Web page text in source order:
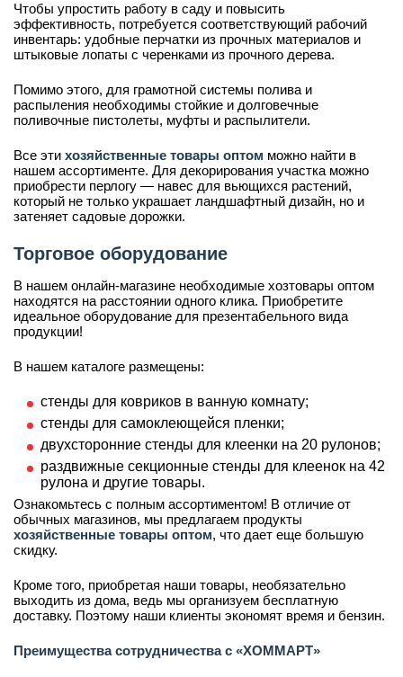
Чтобы упростить работу в саду и повысить
эффективность, потребуется соответствующий рабочий
инвентарь: удобные перчатки из прочных материалов и
штыковые лопаты с черенками из прочного дерева.
Помимо этого, для грамотной системы полива и
распыления необходимы стойкие и долговечные
поливочные пистолеты, муфты и распылители.
Все эти хозяйственные товары оптом можно найти в
нашем ассортименте. Для декорирования участка можно
приобрести перлогу — навес для вьющихся растений,
который не только украшает ландшафтный дизайн, но и
затеняет садовые дорожки.
Торговое оборудование
В нашем онлайн-магазине необходимые хозтовары оптом
находятся на расстоянии одного клика. Приобретите
идеальное оборудование для презентабельного вида
продукции!
В нашем каталоге размещены:
стенды для ковриков в ванную комнату;
стенды для самоклеющейся пленки;
двухсторонние стенды для клеенки на 20 рулонов;
раздвижные секционные стенды для клеенок на 42
рулона и другие товары.
Ознакомьтесь с полным ассортиментом! В отличие от
обычных магазинов, мы предлагаем продукты
хозяйственные товары оптом, что дает еще большую
скидку.
Кроме того, приобретая наши товары, необязательно
выходить из дома, ведь мы организуем бесплатную
доставку. Поэтому наши клиенты экономят время и бензин.
Преимущества сотрудничества с «ХОММАРТ»